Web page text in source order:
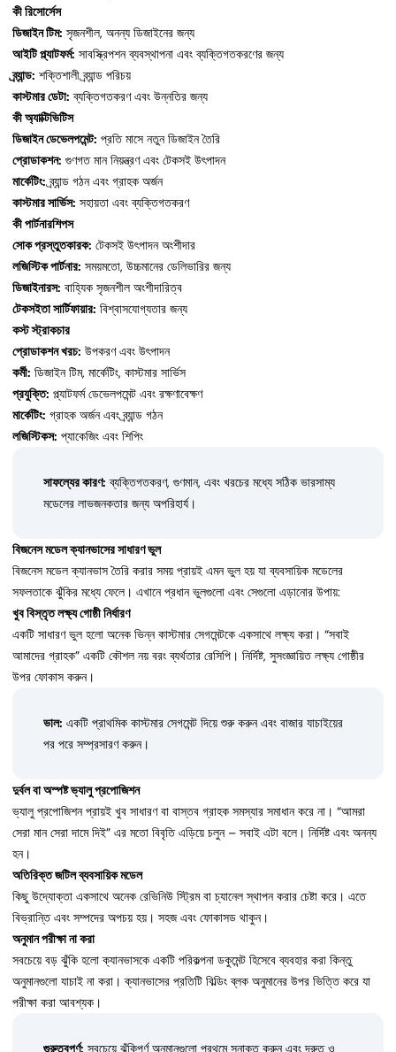
কী রিসোর্সেস
ডিজাইন টিম: সৃজনশীল, অনন্য ডিজাইনের জন্য
আইটি প্ল্যাটফর্ম: সাবস্ক্রিপশন ব্যবস্থাপনা এবং ব্যক্তিগতকরণের জন্য
ব্র্যান্ড: শক্তিশালী ব্র্যান্ড পরিচয়
কাস্টমার ডেটা: ব্যক্তিগতকরণ এবং উন্নতির জন্য
কী অ্যাক্টিভিটিস
ডিজাইন ডেভেলপমেন্ট: প্রতি মাসে নতুন ডিজাইন তৈরি
প্রোডাকশন: গুণগত মান নিয়ন্ত্রণ এবং টেকসই উৎপাদন
মার্কেটিং:ব্র্যান্ড গঠন এবং গ্রাহক অর্জন
কাস্টমার সার্ভিস: সহায়তা এবং ব্যক্তিগতকরণ
কী পার্টনারশিপস
সোক প্রস্তুতকারক: টেকসই উৎপাদন অংশীদার
লজিস্টিক পার্টনার: সময়মতো, উচ্চমানের ডেলিভারির জন্য
ডিজাইনারস: বাহ্যিক সৃজনশীল অংশীদারিত্ব
টেকসইতা সার্টিফায়ার: বিশ্বাসযোগ্যতার জন্য
কস্ট স্ট্রাকচার
প্রোডাকশন খরচ: উপকরণ এবং উৎপাদন
কর্মী: ডিজাইন টিম, মার্কেটিং, কাস্টমার সার্ভিস
প্রযুক্তি: প্ল্যাটফর্ম ডেভেলপমেন্ট এবং রক্ষণাবেক্ষণ
মার্কেটিং: গ্রাহক অর্জন এবং ব্র্যান্ড গঠন
লজিস্টিকস: প্যাকেজিং এবং শিপিং
সাফল্যের কারণ: ব্যক্তিগতকরণ, গুণমান, এবং খরচের মধ্যে সঠিক ভারসাম্য
মডেলের লাভজনকতার জন্য অপরিহার্য।
বিজনেস মডেল ক্যানভাসের সাধারণ ভুল
বিজনেস মডেল ক্যানভাস তৈরি করার সময় প্রায়ই এমন ভুল হয় যা ব্যবসায়িক মডেলের
সফলতাকে ঝুঁকির মধ্যে ফেলে। এখানে প্রধান ভুলগুলো এবং সেগুলো এড়ানোর উপায়:
খুব বিস্তৃত লক্ষ্য গোষ্ঠী নির্ধারণ
একটি সাধারণ ভুল হলো অনেক ভিন্ন কাস্টমার সেগমেন্টকে একসাথে লক্ষ্য করা। “সবাই
আমাদের গ্রাহক” একটি কৌশল নয় বরং ব্যর্থতার রেসিপি। নির্দিষ্ট, সুসংজ্ঞায়িত লক্ষ্য গোষ্ঠীর
উপর ফোকাস করুন।
ভাল: একটি প্রাথমিক কাস্টমার সেগমেন্ট দিয়ে শুরু করুন এবং বাজার যাচাইয়ের
পর পরে সম্প্রসারণ করুন।
দুর্বল বা অস্পষ্ট ভ্যালু প্রপোজিশন
ভ্যালু প্রপোজিশন প্রায়ই খুব সাধারণ বা বাস্তব গ্রাহক সমস্যার সমাধান করে না। “আমরা
সেরা মান সেরা দামে দিই” এর মতো বিবৃতি এড়িয়ে চলুন – সবাই এটা বলে। নির্দিষ্ট এবং অনন্য
হন।
অতিরিক্ত জটিল ব্যবসায়িক মডেল
কিছু উদ্যোক্তা একসাথে অনেক রেভিনিউ স্ট্রিম বা চ্যানেল স্থাপন করার চেষ্টা করে। এতে
বিভ্রান্তি এবং সম্পদের অপচয় হয়। সহজ এবং ফোকাসড থাকুন।
অনুমান পরীক্ষা না করা
সবচেয়ে বড় ঝুঁকি হলো ক্যানভাসকে একটি পরিকল্পনা ডকুমেন্ট হিসেবে ব্যবহার করা কিন্তু
অনুমানগুলো যাচাই না করা। ক্যানভাসের প্রতিটি বিল্ডিং ব্লক অনুমানের উপর ভিত্তি করে যা
পরীক্ষা করা আবশ্যক।
গুরুত্বপূর্ণ: সবচেয়ে ঝুঁকিপূর্ণ অনুমানগুলো প্রথমে সনাক্ত করুন এবং দ্রুত ও